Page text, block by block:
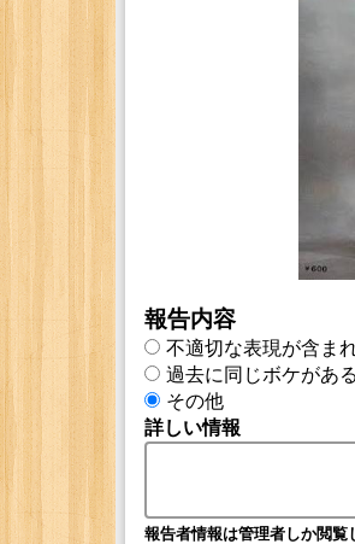
報告内容
不適切な表現が含ま
過去に同じボケがある
その他
詳しい情報
報告者情報は管理者しか閲覧